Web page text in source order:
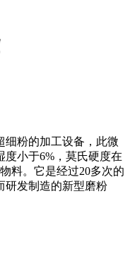
细粉的加工设备，此微
小于6%，莫氏硬度在
料。它是经过20多次的
研发制造的新型磨粉